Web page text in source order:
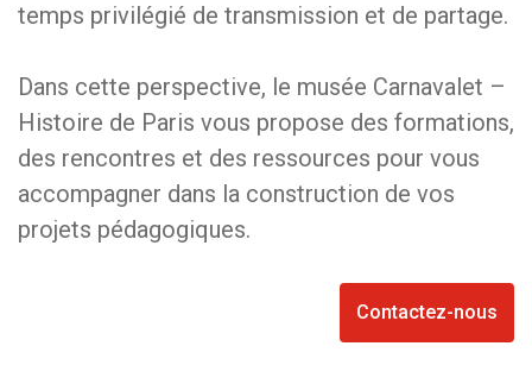
temps privilégié de transmission et de partage.
Dans cette perspective, le musée Carnavalet –
Histoire de Paris vous propose des formations,
des rencontres et des ressources pour vous
accompagner dans la construction de vos
projets pédagogiques.
Contactez-nous